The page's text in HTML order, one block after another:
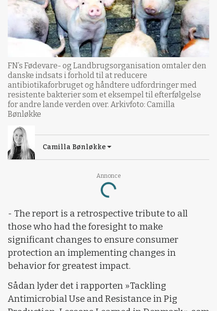
Annonce
Loading...
FN’s Fødevare- og Landbrugsorganisation omtaler den
danske indsats i forhold til at reducere
antibiotikaforbruget og håndtere udfordringer med
resistente bakterier som et eksempel til efterfølgelse
for andre lande verden over. Arkivfoto: Camilla
Bønløkke
Camilla Bønløkke
- The report is a retrospective tribute to all
those who had the foresight to make
significant changes to ensure consumer
protection an implementing changes in
behavior for greatest impact.
Sådan lyder det i rapporten »Tackling
Antimicrobial Use and Resistance in Pig